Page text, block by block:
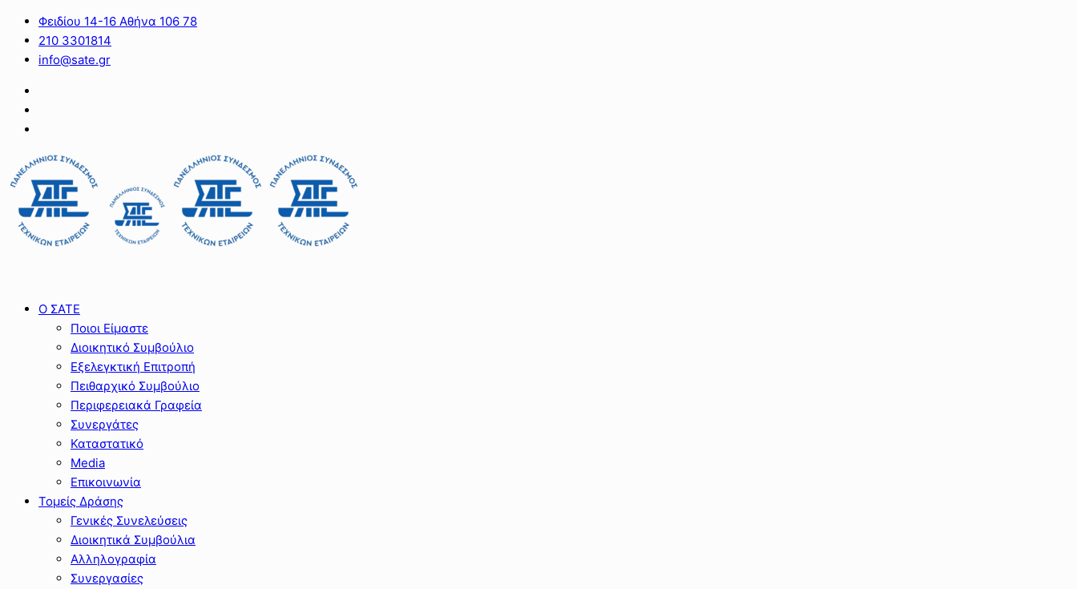
Φειδίου 14-16 Αθήνα 106 78
210 3301814
info@sate.gr
Ο ΣΑΤΕ
Ποιοι Είμαστε
Διοικητικό Συμβούλιο
Εξελεγκτική Επιτροπή
Πειθαρχικό Συμβούλιο
Περιφερειακά Γραφεία
Συνεργάτες
Καταστατικό
Media
Επικοινωνία
Τομείς Δράσης
Γενικές Συνελεύσεις
Διοικητικά Συμβούλια
Αλληλογραφία
Συνεργασίες